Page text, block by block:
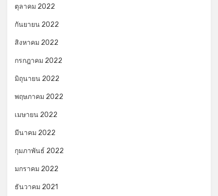
ตุลาคม 2022
กันยายน 2022
สิงหาคม 2022
กรกฎาคม 2022
มิถุนายน 2022
พฤษภาคม 2022
เมษายน 2022
มีนาคม 2022
กุมภาพันธ์ 2022
มกราคม 2022
ธันวาคม 2021